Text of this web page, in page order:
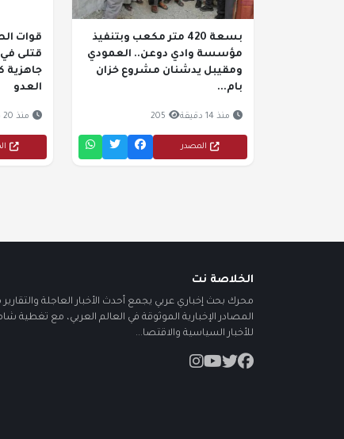
بسعة 420 متر مكعب وبتنفيذ
مؤسسة وادي دوعن.. العمودي
ومقيبل يدشنان مشروع خزان
بام...
منذ 14 دقيقة 205
المصدر
قوات
قتلى
جاهزية
العدو
منذ 20 دقيقة
الخلاصة نت
محرك بحث إخباري عربي يجمع أحدث الأخبار العاجلة والتقارير
المصادر الإخبارية الموثوقة في العالم العربي، مع تغطية
للأخبار السياسية والاقتصا...